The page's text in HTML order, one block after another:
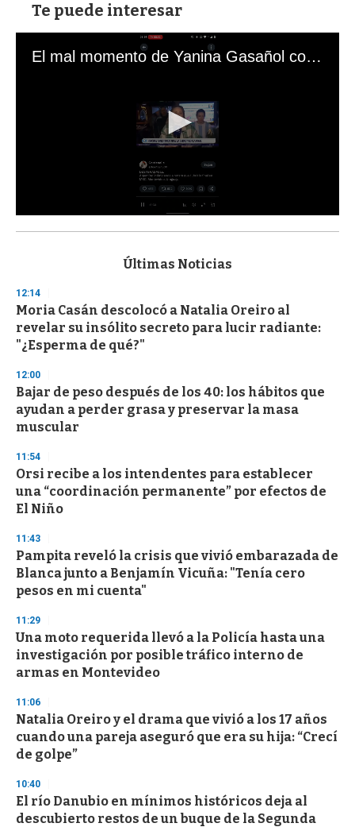
Te puede interesar
El mal momento de Yanina Gasañol con un hincha argentino en "Subrayado"
s
d
s
o
f
s
e
c
o
n
Últimas Noticias
12:14
Moria Casán descolocó a Natalia Oreiro al
revelar su insólito secreto para lucir radiante:
"¿Esperma de qué?"
12:00
Bajar de peso después de los 40: los hábitos que
ayudan a perder grasa y preservar la masa
muscular
11:54
Orsi recibe a los intendentes para establecer
una “coordinación permanente” por efectos de
El Niño
11:43
Pampita reveló la crisis que vivió embarazada de
Blanca junto a Benjamín Vicuña: "Tenía cero
pesos en mi cuenta"
11:29
Una moto requerida llevó a la Policía hasta una
investigación por posible tráfico interno de
armas en Montevideo
11:06
Natalia Oreiro y el drama que vivió a los 17 años
cuando una pareja aseguró que era su hija: “Crecí
de golpe”
10:40
El río Danubio en mínimos históricos deja al
descubierto restos de un buque de la Segunda